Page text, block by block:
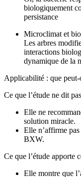
biologiquement
persistance
Microclimat et
Les arbres
interactions
dynamique de la
Applicabilité : que
Ce que l’étude ne dit pas
Elle ne
solution miracle.
Elle n’affirme
BXW.
Ce que l’étude apporte
Elle montre que